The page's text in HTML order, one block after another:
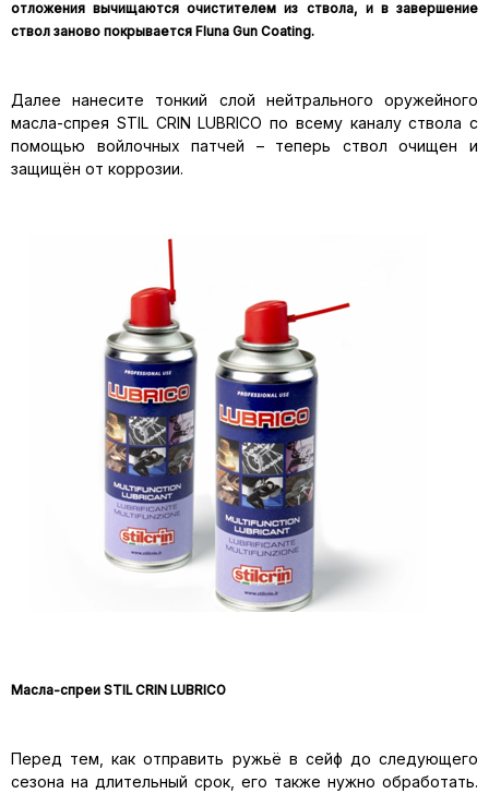
отложения вычищаются очистителем из ствола, и в завершение
ствол заново покрывается Fluna Gun Coating.
Далее нанесите тонкий слой нейтрального оружейного
масла-спрея STIL CRIN LUBRICO по всему каналу ствола с
помощью войлочных патчей – теперь ствол очищен и
защищён от коррозии.
Масла-спреи STIL CRIN LUBRICO
Перед тем, как отправить ружьё в сейф до следующего
сезона на длительный срок, его также нужно обработать.